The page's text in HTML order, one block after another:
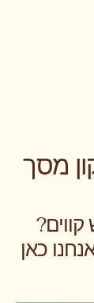
מסך
כאן